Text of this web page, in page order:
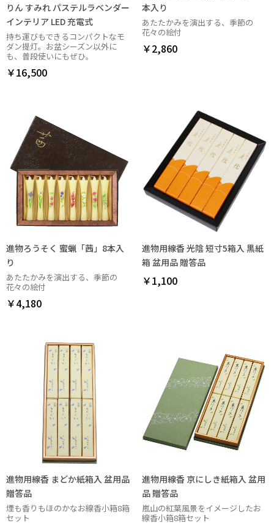
りん すみれ パステルラベンダー
インテリア LED 充電式
持ち運びもできるコンパクトなモ
ダン提灯。お盆シーズン以外に
も、普段使いにもぜひ。
￥16,500
本入り
あたたかみを演出する、季節の
花々の絵付
￥2,860
進物ろうそく 蜜蝋「茜」8本入
り
あたたかみを演出する、季節の
花々の絵付
￥4,180
進物用線香 光陰 短寸5箱入 黒紙
箱 盆用品 贈答品
￥1,100
進物用線香 まどか紙箱入 盆用品
贈答品
煙も香りもほのかなお線香小箱8箱
セット
進物用線香 京にしき紙箱入 盆用
品 贈答品
嵐山の紅葉風景をイメージしたお
線香小箱8箱セット